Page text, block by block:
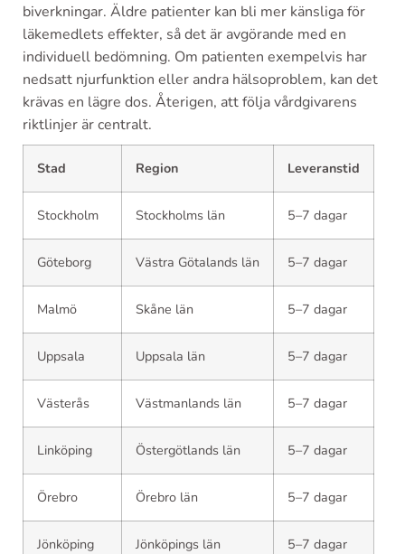
biverkningar. Äldre patienter kan bli mer känsliga för
läkemedlets effekter, så det är avgörande med en
individuell bedömning. Om patienten exempelvis har
nedsatt njurfunktion eller andra hälsoproblem, kan det
krävas en lägre dos. Återigen, att följa vårdgivarens
riktlinjer är centralt.
Stad Region Leveranstid
Stockholm Stockholms län 5–7 dagar
Göteborg Västra Götalands län 5–7 dagar
Malmö Skåne län 5–7 dagar
Uppsala Uppsala län 5–7 dagar
Västerås Västmanlands län 5–7 dagar
Linköping Östergötlands län 5–7 dagar
Örebro Örebro län 5–7 dagar
Jönköping Jönköpings län 5–7 dagar